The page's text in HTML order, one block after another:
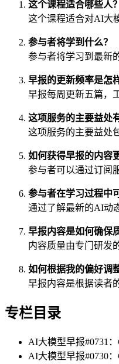
这个课程适合哪些人？
这个课程适合对AI大
参与者将学到什么？
参与者将学习到最新
早报的更新频率是怎
早报每周更新五篇，
这项服务的主要益处
这项服务的主要益处
如何获得早报的内容
参与者可以通过订阅
参与者在学习过程中
通过了解最新的AI动
早报内容是如何确保
内容质量由专门研发
如何根据我的偏好调
早报内容是根据读者
专栏目录
AI大模型早报#0731
AI大模型早报#0730